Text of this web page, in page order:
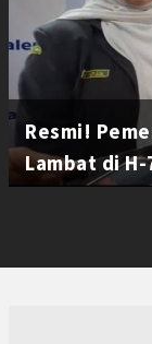
Resmi!
Lambat di